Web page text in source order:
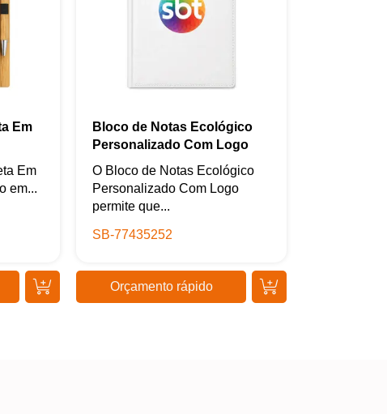
Em
Em
em...
Bloco de Notas Ecológico
Personalizado Com Logo
O Bloco de Notas Ecológico
Personalizado Com Logo
permite que...
SB-77435252
Orçamento rápido